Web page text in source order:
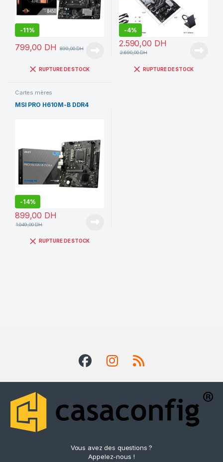
-11%
799,00 DH 899,00DH
RUPTURE DE STOCK
-4%
2.590,00 DH
2.690,00DH
RUPTURE DE STOCK
Cartes mères
MSI PRO H610M-B DDR4
-14%
899,00 DH
1.049,00DH
RUPTURE DE STOCK
Vous avez des questions ?
Appelez-nous !